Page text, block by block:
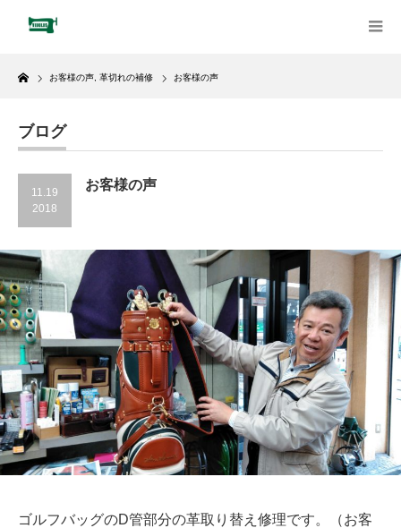
Home
お客様の声 革切れの補修 お客様の声
ブログ
11.19
2018
お客様の声
ゴルフバッグのD管部分の革取り替え修理です。（お客